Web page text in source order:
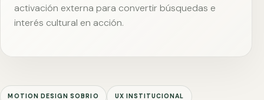
activación externa para convertir búsquedas e
interés cultural en acción.
MOTION DESIGN SOBRIO UX INSTITUCIONAL